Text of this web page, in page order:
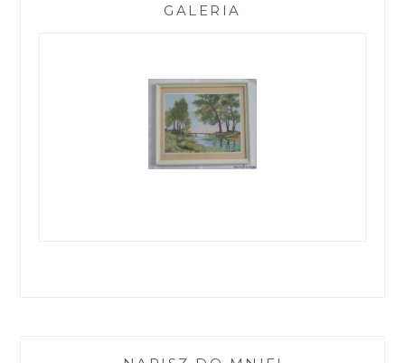
GALERIA